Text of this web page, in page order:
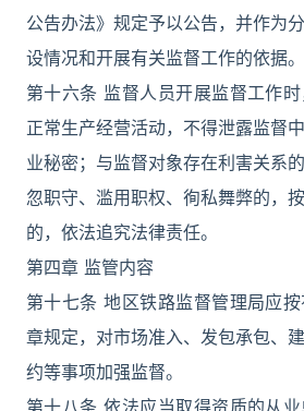
公告办法》规定予以公告，并作为
设情况和开展有关监督工作的依据。
第十六条 监督人员开展监督工作
正常生产经营活动，不得泄露监督
业秘密；与监督对象存在利害关系
忽职守、滥用职权、徇私舞弊的，
的，依法追究法律责任。
第四章 监管内容
第十七条 地区铁路监督管理局应
章规定，对市场准入、发包承包、
约等事项加强监督。
第十八条 依法应当取得资质的从